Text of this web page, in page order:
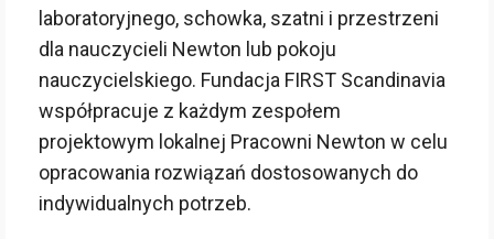
laboratoryjnego, schowka, szatni i przestrzeni
dla nauczycieli Newton lub pokoju
nauczycielskiego. Fundacja FIRST Scandinavia
współpracuje z każdym zespołem
projektowym lokalnej Pracowni Newton w celu
opracowania rozwiązań dostosowanych do
indywidualnych potrzeb.